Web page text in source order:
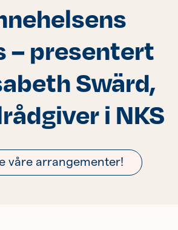
– presentert
Swärd,
i NKS
våre arrangementer!